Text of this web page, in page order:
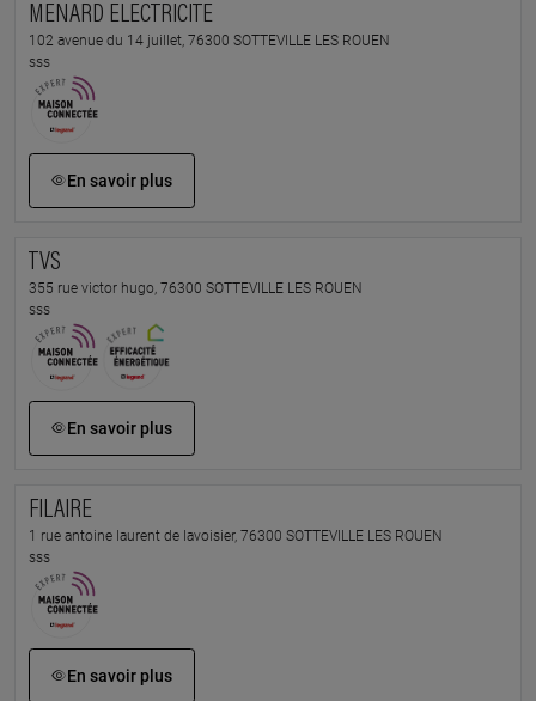
MENARD ELECTRICITE
102 avenue du 14 juillet, 76300 SOTTEVILLE LES ROUEN
sss
En savoir plus
TVS
355 rue victor hugo, 76300 SOTTEVILLE LES ROUEN
sss
En savoir plus
FILAIRE
1 rue antoine laurent de lavoisier, 76300 SOTTEVILLE LES ROUEN
sss
En savoir plus